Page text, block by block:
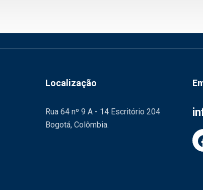
Localização
Rua 64 nº 9 A - 14 Escritório 204
Bogotá, Colômbia.